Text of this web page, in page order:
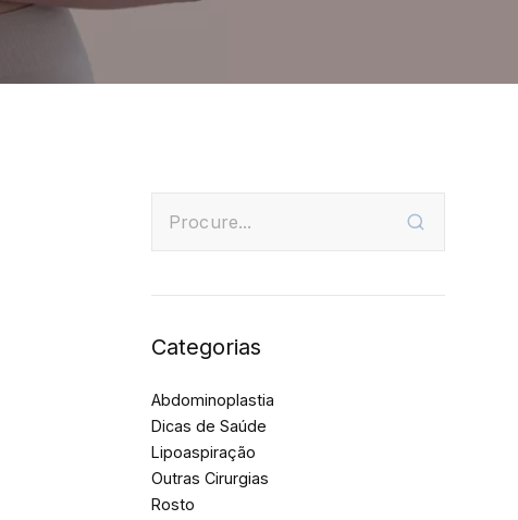
Categorias
Abdominoplastia
Dicas de Saúde
Lipoaspiração
Outras Cirurgias
Rosto